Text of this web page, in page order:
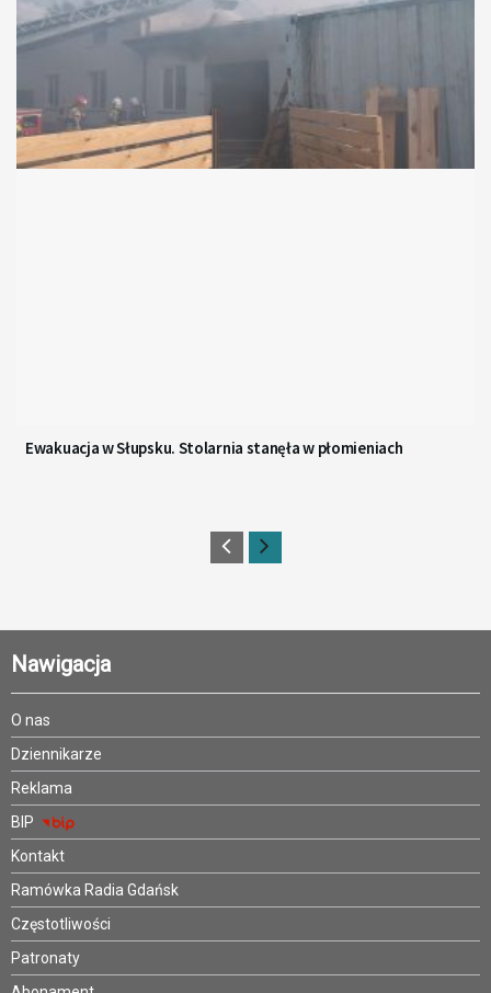
Ewakuacja w Słupsku. Stolarnia stanęła w płomieniach
Nawigacja
O nas
Dziennikarze
Reklama
BIP
Kontakt
Ramówka Radia Gdańsk
Częstotliwości
Patronaty